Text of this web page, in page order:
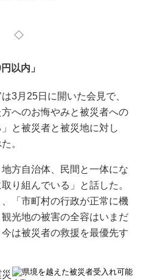
◇
以内」
3月25日に開いた会見で、
方へのお悔やみと被災者への
と被災者と被災地に対し
。
方自治体、民間と一体にな
り組んでいる」と話した。
「市町村の行政が正常に機
光地の被害の全容はいまだ
は被災者の救援を最優先す